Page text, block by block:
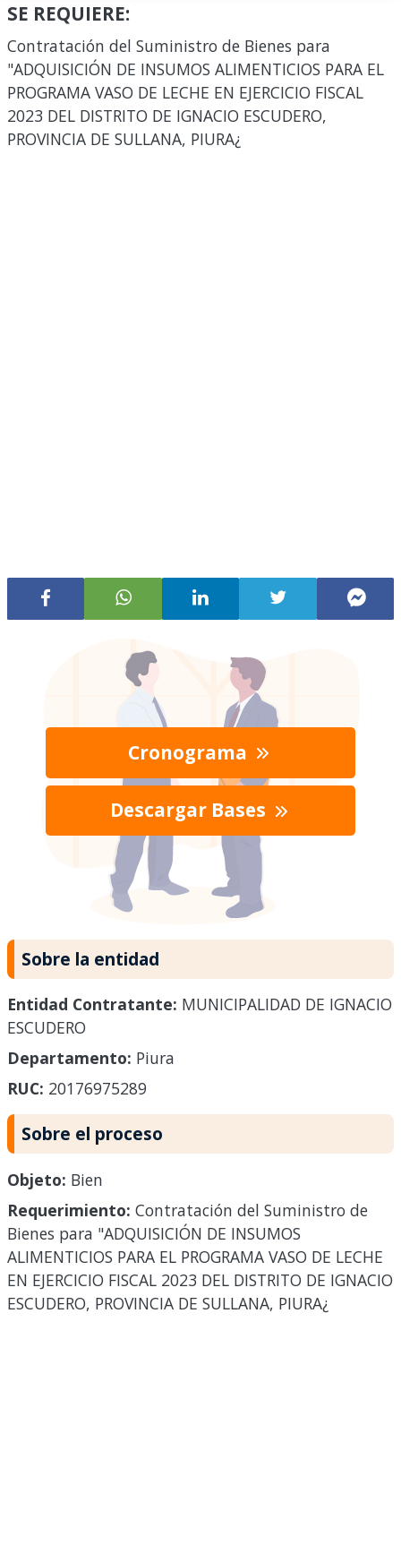
SE REQUIERE:
Contratación del Suministro de Bienes para
"ADQUISICIÓN DE INSUMOS ALIMENTICIOS PARA EL
PROGRAMA VASO DE LECHE EN EJERCICIO FISCAL
2023 DEL DISTRITO DE IGNACIO ESCUDERO,
PROVINCIA DE SULLANA, PIURA¿
Cronograma
Descargar Bases
Sobre la entidad
Entidad Contratante: MUNICIPALIDAD DE IGNACIO
ESCUDERO
Departamento: Piura
RUC: 20176975289
Sobre el proceso
Objeto: Bien
Requerimiento: Contratación del Suministro de
Bienes para "ADQUISICIÓN DE INSUMOS
ALIMENTICIOS PARA EL PROGRAMA VASO DE LECHE
EN EJERCICIO FISCAL 2023 DEL DISTRITO DE IGNACIO
ESCUDERO, PROVINCIA DE SULLANA, PIURA¿